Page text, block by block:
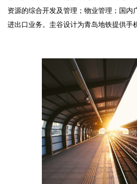
资源的综合开发及管理；物业管理；国内
进出口业务。圭谷设计为青岛地铁提供手